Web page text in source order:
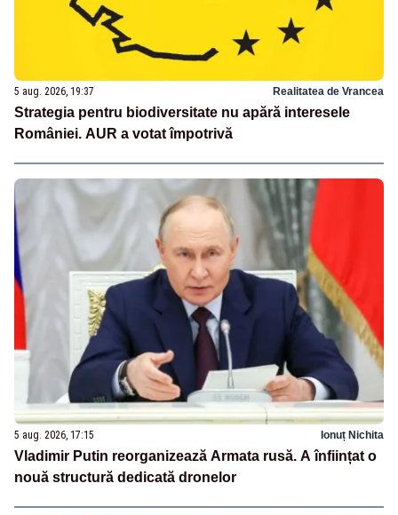
5 aug. 2026, 19:37 Realitatea de Vrancea
Strategia pentru biodiversitate nu apără interesele
României. AUR a votat împotrivă
5 aug. 2026, 17:15 Ionuț Nichita
Vladimir Putin reorganizează Armata rusă. A înființat o
nouă structură dedicată dronelor